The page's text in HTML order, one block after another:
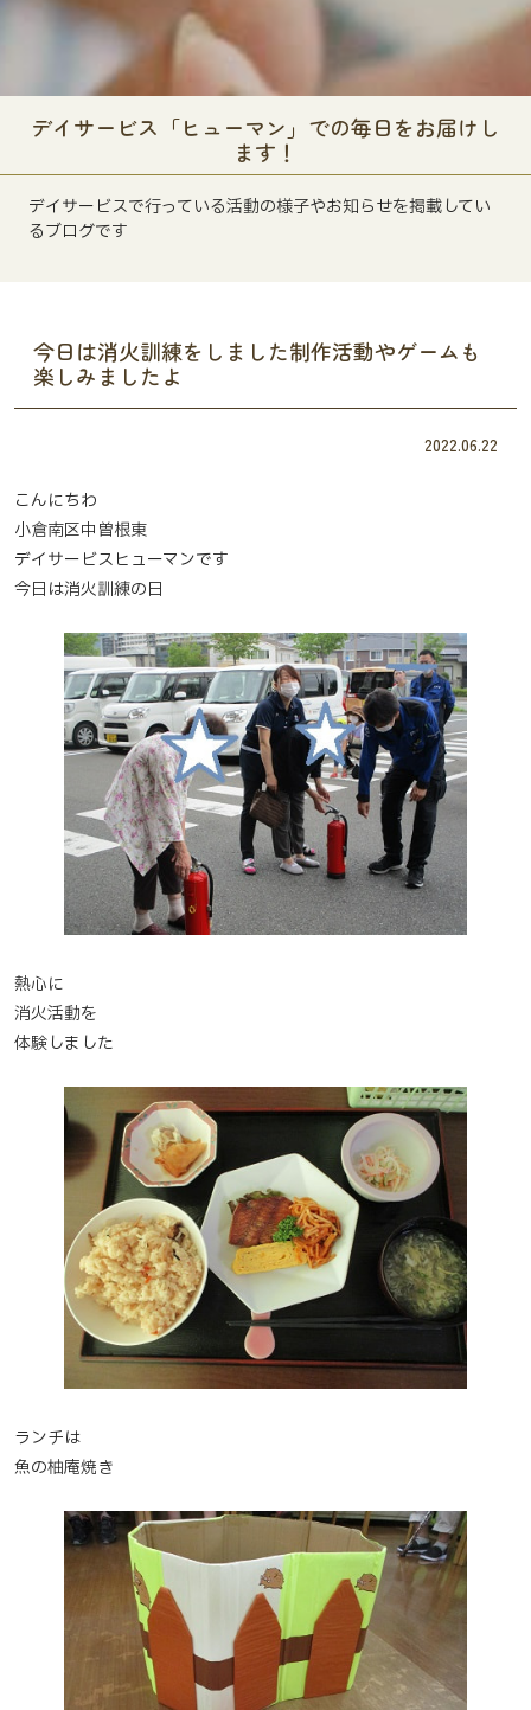
デイサービス「ヒューマン」での毎日をお届けし
ます！
デイサービスで行っている活動の様子やお知らせを掲載してい
るブログです
今日は消火訓練をしました制作活動やゲームも
楽しみましたよ
2022.06.22
こんにちわ
小倉南区中曽根東
デイサービスヒューマンです
今日は消火訓練の日
熱心に
消火活動を
体験しました
ランチは
魚の柚庵焼き